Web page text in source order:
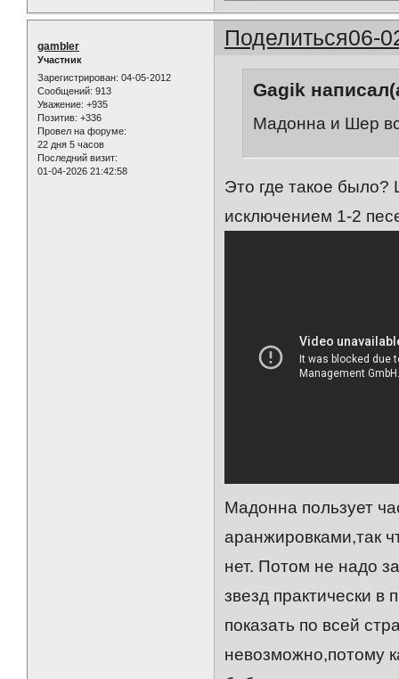
Поделиться06-
gambler
Участник
Зарегистрирован: 04-05-2012
Сообщений: 913
Уважение: +935
Позитив: +336
Провел на форуме:
22 дня 5 часов
Последний визит:
01-04-2026 21:42:58
Gagik
Мадонна и Шер
Это где такое было?
исключением 1-2
Мадонна пользует
аранжировками,так
нет. Потом не надо
звезд практически в
показать по всей
невозможно,потому